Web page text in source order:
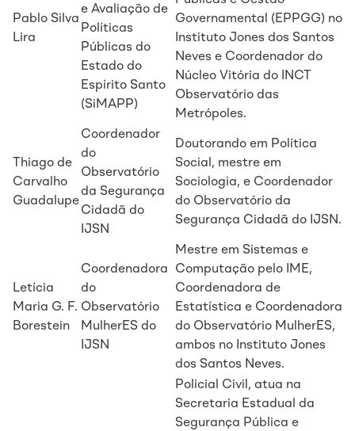
Pablo Silva
Lira
e Avaliação de
Políticas
Públicas do
Estado do
Espírito Santo
(SiMAPP)
Governamental (EPPGG) no
Instituto Jones dos Santos
Neves e Coordenador do
Núcleo Vitória do INCT
Observatório das
Metrópoles.
Thiago de
Carvalho
Guadalupe
Coordenador
do
Observatório
da Segurança
Cidadã do
IJSN
Doutorando em Política
Social, mestre em
Sociologia, e Coordenador
do Observatório da
Segurança Cidadã do IJSN.
Letícia
Maria G. F.
Borestein
Coordenadora
do
Observatório
MulherES do
IJSN
Mestre em Sistemas e
Computação pelo IME,
Coordenadora de
Estatística e Coordenadora
do Observatório MulherES,
ambos no Instituto Jones
dos Santos Neves.
Policial Civil, atua na
Secretaria Estadual da
Segurança Pública e